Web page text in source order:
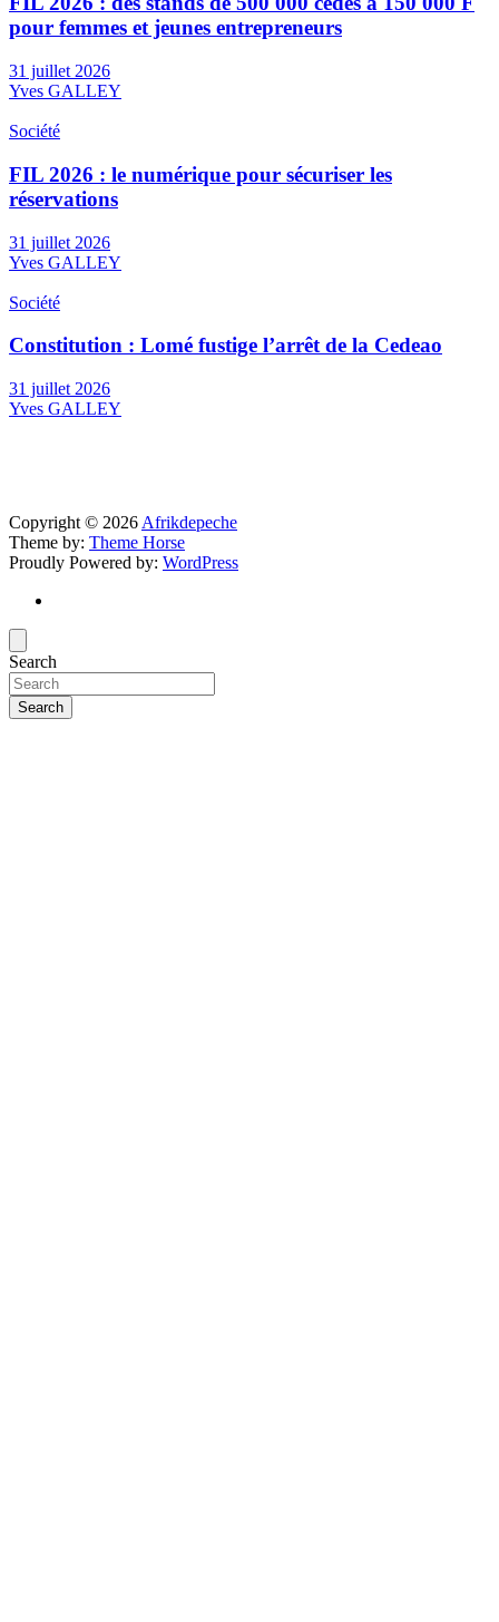
pour femmes et jeunes entrepreneurs
31 juillet 2026
Yves GALLEY
Société
FIL 2026 : le numérique pour sécuriser les
réservations
31 juillet 2026
Yves GALLEY
Société
Constitution : Lomé fustige l’arrêt de la Cedeao
31 juillet 2026
Yves GALLEY
Copyright © 2026 Afrikdepeche
Theme by: Theme Horse
Proudly Powered by: WordPress
Search
Search